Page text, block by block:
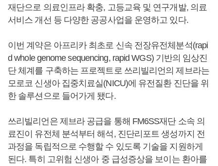
재단으로 의료인프라 확충, 고등교육 및 연구개발, 의료
서비스 개선 등 다양한 공공사업을 운영하고 있다.
이번 계약은 아프리카 최초로 신속 전장유전체분석(rapi
d whole genome sequencing, rapid WGS) 기반의 임상진
단 체계를 구축하는 프로젝트로 쓰리빌리언의 제브라는
모로코 신생아 집중치료실(NICU)에 유전질환 진단을 위
한 솔루션으로 들어가게 됐다.
쓰리빌리언은 제브라 공급을 통해 FM6SS재단 소속 의
료진이 유전체 분석부터 해석, 진단리포트 생성까지 전
과정을 독립적으로 수행할 수 있도록 기술을 지원하게
된다. 특히 고위험 신생아 중 급성증상을 보이는 환아를